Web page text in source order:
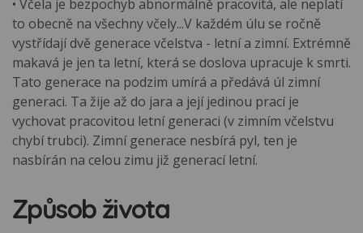
• Včela je bezpochyb abnormálně pracovitá, ale neplatí
to obecně na všechny včely...V každém úlu se ročně
vystřídají dvě generace včelstva - letní a zimní. Extrémně
makavá je jen ta letní, která se doslova upracuje k smrti.
Tato generace na podzim umírá a předává úl zimní
generaci. Ta žije až do jara a její jedinou prací je
vychovat pracovitou letní generaci (v zimním včelstvu
chybí trubci). Zimní generace nesbírá pyl, ten je
nasbírán na celou zimu již generací letní.
Způsob života